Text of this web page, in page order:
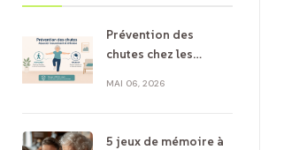
Prévention des
chutes chez les
associer mouvement
MAI 06, 2026
5 jeux de mémoire à